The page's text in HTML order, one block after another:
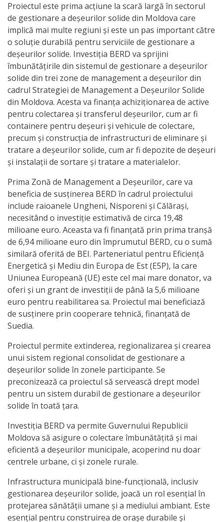
Serviciul
Arhitectură
şi
Urbanism
Serviciul
de
Atragere
a
Investiţiilor
Serviciul
de
Colectare
a
Impozitelor
şi
Taxelor
Locale
Serviciul
Juridic
Serviciul
în
Reglementarea
Regimului
Funciar
Serviciul
Relaţii
Proiectul este prima acțiune la scară largă în sectorul
de gestionare a deșeurilor solide din Moldova care
implică mai multe regiuni și este un pas important către
o soluție durabilă pentru serviciile de gestionare a
deșeurilor solide. Investiția BERD va sprijini
îmbunătățirile din sistemul de gestionare a deșeurilor
solide din trei zone de management a deșeurilor din
cadrul Strategiei de Management a Deșeurilor Solide
din Moldova. Acesta va finanța achiziționarea de active
pentru colectarea și transferul deșeurilor, cum ar fi
containere pentru deșeuri și vehicule de colectare,
precum și construcția de infrastructuri de eliminare și
tratare a deșeurilor solide, cum ar fi depozite de deșeuri
și instalații de sortare și tratare a materialelor.
Prima Zonă de Management a Deșeurilor, care va
beneficia de susținerea BERD în cadrul proiectului
include raioanele Ungheni, Nisporeni și Călărași,
necesitând o investiție estimativă de circa 19,48
milioane euro. Aceasta va fi finanțată prin prima tranșă
de 6,94 milioane euro din împrumutul BERD, cu o sumă
similară oferită de BEI. Parteneriatul pentru Eficiență
Energetică și Mediu din Europa de Est (E5P), la care
Uniunea Europeană (UE) este cel mai mare donator, va
oferi și un grant de investiții de până la 5,6 milioane
euro pentru reabilitarea sa. Proiectul mai beneficiază
de susținere prin cooperare tehnică, finanțată de
Suedia.
Proiectul permite extinderea, regionalizarea și crearea
unui sistem regional consolidat de gestionare a
deșeurilor solide în zonele participante. Se
preconizează ca proiectul să servească drept model
pentru un sistem durabil de gestionare a deșeurilor
solide în toată țara.
Investiția BERD va permite Guvernului Republicii
Moldova să asigure o colectare îmbunătățită și mai
eficientă a deșeurilor municipale, acoperind nu doar
centrele urbane, ci și zonele rurale.
Infrastructura municipală bine-funcțională, inclusiv
gestionarea deșeurilor solide, joacă un rol esențial în
protejarea sănătății umane și a mediului ambiant. Este
esențial pentru construirea de orașe durabile și